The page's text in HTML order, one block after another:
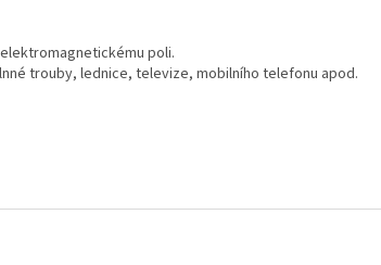
poli.
trouby, lednice, televize, mobilního telefonu apod.